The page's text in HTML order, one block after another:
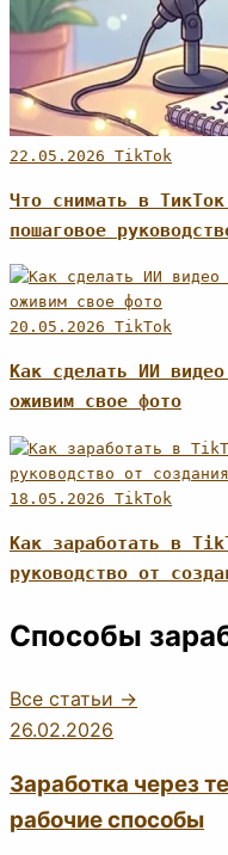
22.05.2026 TikTok
Что снимать в
пошаговое
20.05.2026 TikTok
Как сделать ИИ
оживим свое фото
18.05.2026 TikTok
Как заработать в
руководство от
Способы
Все статьи →
26.02.2026
Заработка через
рабочие способы